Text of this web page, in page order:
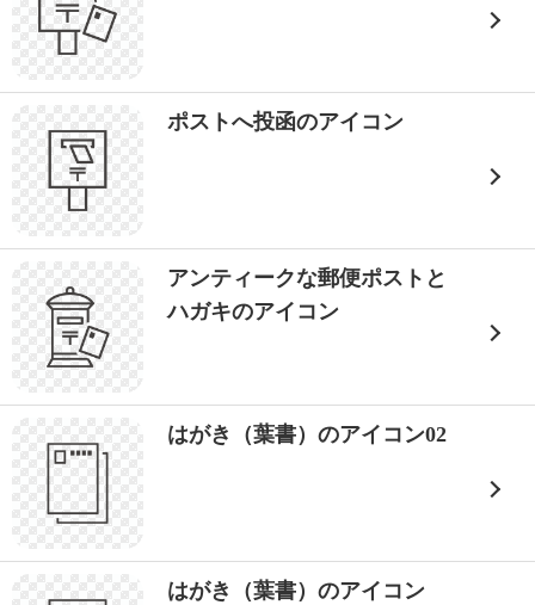
ポストへ投函のアイコン
アンティークな郵便ポストと
ハガキのアイコン
はがき（葉書）のアイコン02
はがき（葉書）のアイコン